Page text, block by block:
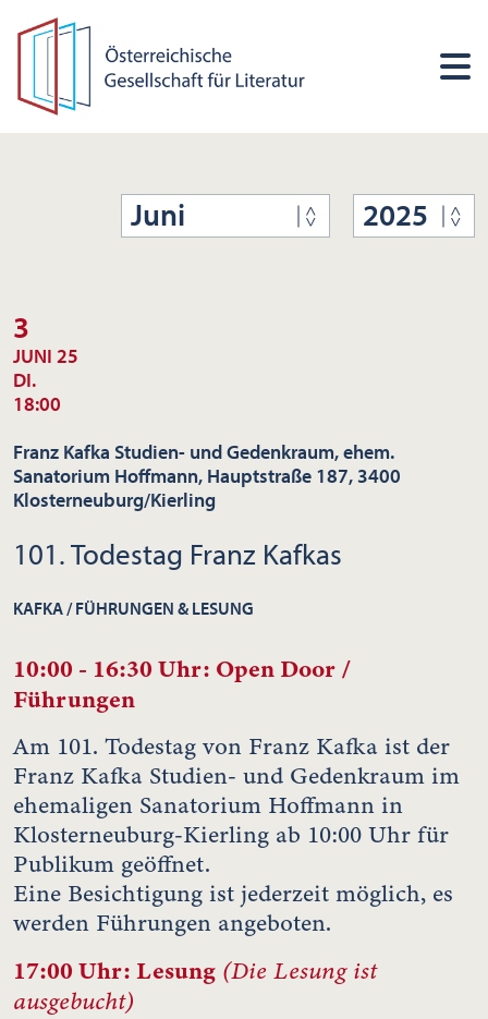
Juni 2025
3
JUNI 25
DI.
18:00
Franz Kafka Studien- und Gedenkraum, ehem.
Sanatorium Hoffmann, Hauptstraße 187, 3400
Klosterneuburg/Kierling
101. Todestag Franz Kafkas
KAFKA / FÜHRUNGEN & LESUNG
10:00 - 16:30 Uhr: Open Door /
Führungen
Am 101. Todestag von Franz Kafka ist der
Franz Kafka Studien- und Gedenkraum im
ehemaligen Sanatorium Hoffmann in
Klosterneuburg-Kierling ab 10:00 Uhr für
Publikum geöffnet.
Eine Besichtigung ist jederzeit möglich, es
werden Führungen angeboten.
17:00 Uhr: Lesung (Die Lesung ist
ausgebucht)